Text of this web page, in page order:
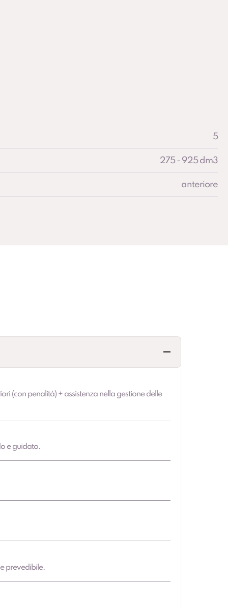
5
275 - 925 dm3
anteriore
(con penalità) + assistenza nella gestione delle
e guidato.
prevedibile.